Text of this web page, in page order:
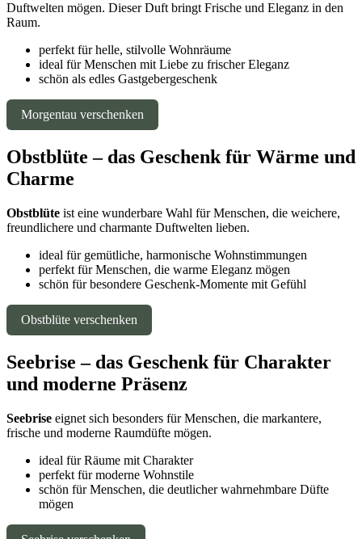
Duftwelten mögen. Dieser Duft bringt Frische und Eleganz in den
Raum.
perfekt für helle, stilvolle Wohnräume
ideal für Menschen mit Liebe zu frischer Eleganz
schön als edles Gastgebergeschenk
Morgentau verschenken
Obstblüte – das Geschenk für Wärme und
Charme
Obstblüte ist eine wunderbare Wahl für Menschen, die weichere,
freundlichere und charmante Duftwelten lieben.
ideal für gemütliche, harmonische Wohnstimmungen
perfekt für Menschen, die warme Eleganz mögen
schön für besondere Geschenk-Momente mit Gefühl
Obstblüte verschenken
Seebrise – das Geschenk für Charakter
und moderne Präsenz
Seebrise eignet sich besonders für Menschen, die markantere,
frische und moderne Raumdüfte mögen.
ideal für Räume mit Charakter
perfekt für moderne Wohnstile
schön für Menschen, die deutlicher wahrnehmbare Düfte
mögen